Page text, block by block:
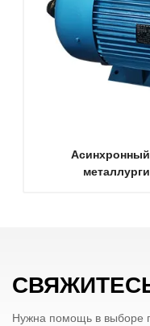
Нужна помощь в выборе